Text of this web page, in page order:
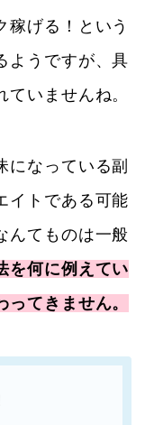
稼げる！という
ようですが、具
いませんね。
になっている副
イトである可能
んてものは一般
を何に例えてい
てきません。